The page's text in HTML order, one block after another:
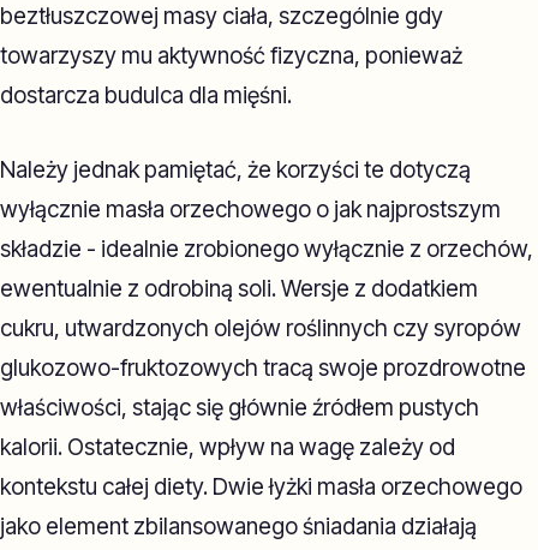
beztłuszczowej masy ciała, szczególnie gdy
towarzyszy mu aktywność fizyczna, ponieważ
dostarcza budulca dla mięśni.
Należy jednak pamiętać, że korzyści te dotyczą
wyłącznie masła orzechowego o jak najprostszym
składzie - idealnie zrobionego wyłącznie z orzechów,
ewentualnie z odrobiną soli. Wersje z dodatkiem
cukru, utwardzonych olejów roślinnych czy syropów
glukozowo-fruktozowych tracą swoje prozdrowotne
właściwości, stając się głównie źródłem pustych
kalorii. Ostatecznie, wpływ na wagę zależy od
kontekstu całej diety. Dwie łyżki masła orzechowego
jako element zbilansowanego śniadania działają